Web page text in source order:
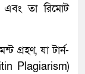
এবং তা রিমোট
গ্রহণ, যা টার্ন-
Plagiarism)